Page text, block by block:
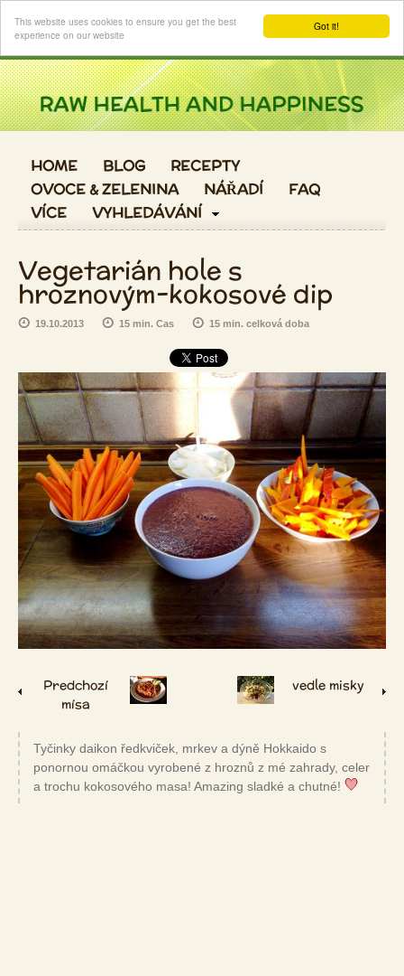
Got it!
This website uses cookies to ensure you get the best
experience on our website
Login
HOME BLOG
RECEPTY
OVOCE & ZELENINA
NÁŘADÍ
FAQ
VÍCE
VYHLEDÁVÁNÍ
Vegetarián hole s
hroznovým-kokosové dip
19.10.2013 15 min. Cas 15 min. celková doba
Predchozí
mísa
vedle misky
Tyčinky daikon ředkviček, mrkev a dýně Hokkaido s
ponornou omáčkou vyrobené z hroznů z mé zahrady, celer
a trochu kokosového masa! Amazing sladké a chutné!